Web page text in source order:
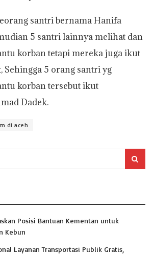
santri bernama Hanifa
5 santri lainnya melihat dan
korban tetapi mereka juga ikut
Sehingga 5 orang santri yg
korban tersebut ikut
Dadek.
di aceh
Posisi Bantuan Kementan untuk
Kebun
Layanan Transportasi Publik Gratis,